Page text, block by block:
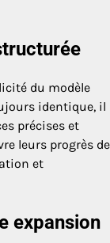
du modèle
identique, il
précises et
leurs progrès de
et
expansion